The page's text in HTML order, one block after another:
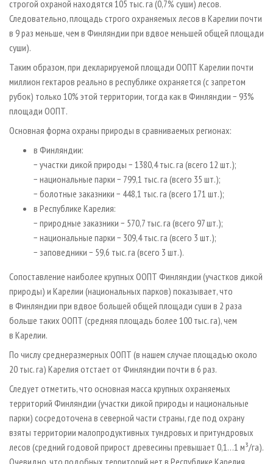
строгой охраной находятся 105 тыс. га (0,7% суши) лесов.
Следовательно, площадь строго охраняемых лесов в Карелии почти
в 9 раз меньше, чем в Финляндии при вдвое меньшей общей площади
суши).
Таким образом, при декларируемой площади ООПТ Карелии почти
миллион гектаров реально в республике охраняется (с запретом
рубок) только 10% этой территории, тогда как в Финляндии − 93%
площади ООПТ.
Основная форма охраны природы в сравниваемых регионах:
в Финляндии:
− участки дикой природы − 1380,4 тыс. га (всего 12 шт.);
− национальные парки − 799,1 тыс. га (всего 35 шт.);
− болотные заказники − 448,1 тыс. га (всего 171 шт.);
в Республике Карелия:
− природные заказники − 570,7 тыс. га (всего 97 шт.);
− национальные парки − 309,4 тыс. га (всего 3 шт.);
− заповедники − 59,6 тыс. га (всего 3 шт.).
Сопоставление наиболее крупных ООПТ Финляндии (участков дикой
природы) и Карелии (национальных парков) показывает, что
в Финляндии при вдвое большей общей площади суши в 2 раза
больше таких ООПТ (средняя площадь более 100 тыс. га), чем
в Карелии.
По числу среднеразмерных ООПТ (в нашем случае площадью около
20 тыс. га) Карелия отстает от Финляндии почти в 6 раз.
Следует отметить, что основная масса крупных охраняемых
территорий Финляндии (участки дикой природы и национальные
парки) сосредоточена в северной части страны, где под охрану
взяты территории малопродуктивных тундровых и притундровых
лесов (средний годовой прирост древесины превышает 0,1…1 м³/га).
Очевидно, что подобных территорий нет в Республике Карелия,